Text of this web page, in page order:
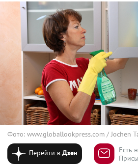
Фото: www.globallookpress.com / Jochen
Перейти вДзен
Есть